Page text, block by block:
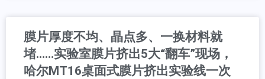
膜片厚度不均、晶点多、一换材料就
堵……实验室膜片挤出5大“翻车”现场，
哈尔MT16桌面式膜片挤出实验线一次